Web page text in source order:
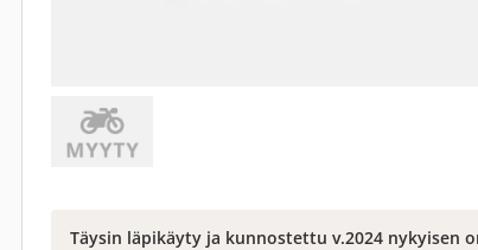
Täysin läpikäyty ja kunnostettu v.2024 nykyisen